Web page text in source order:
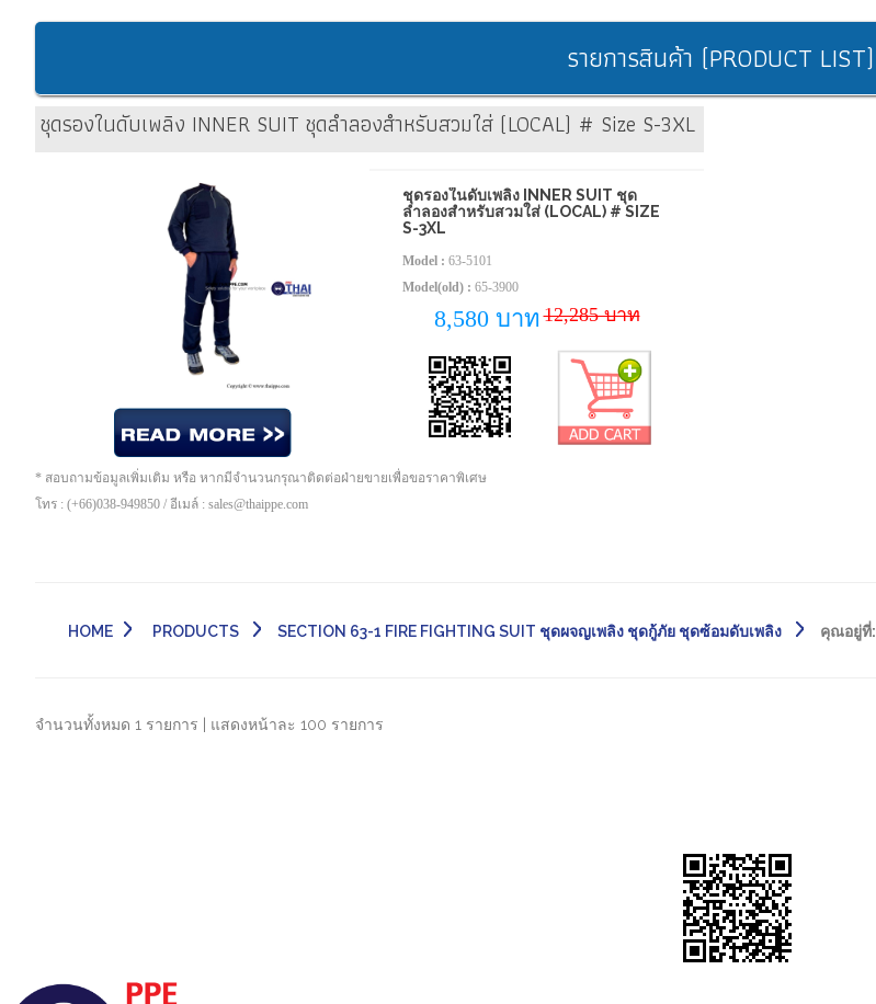
รายการสินค้า (PRODUCT LIST)
ชุดรองในดับเพลิง INNER SUIT ชุดลำลองสำหรับสวมใส่ (LOCAL) # Size S-3XL
ชุดรองในดับเพลิง INNER SUIT ชุด
ลำลองสำหรับสวมใส่ (LOCAL) # SIZE
S-3XL
Model : 63-5101
Model(old) : 65-3900
8,580 บาท 12,285 บาท
* สอบถามข้อมูลเพิ่มเติม หรือ หากมีจำนวนกรุณาติดต่อฝ่ายขายเพื่อขอราคาพิเศษ
โทร : (+66)038-949850 / อีเมล์ : sales@thaippe.com
HOME PRODUCTS SECTION 63-1 FIRE FIGHTING SUIT ชุดผจญเพลิง ชุดกู้ภัย ชุดซ้อมดับเพลิง คุณอยู่ที่:
จำนวนทั้งหมด 1 รายการ | แสดงหน้าละ 100 รายการ